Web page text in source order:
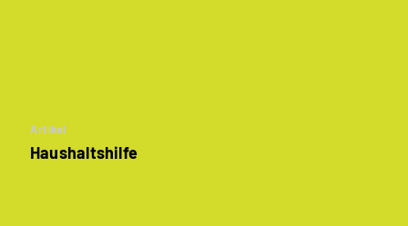
Artikel
Haushaltshilfe